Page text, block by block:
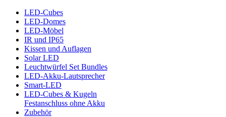
LED-Cubes
LED-Domes
LED-Möbel
IR und IP65
Kissen und Auflagen
Solar LED
Leuchtwürfel Set Bundles
LED-Akku-Lautsprecher
Smart-LED
LED-Cubes & Kugeln
Festanschluss ohne Akku
Zubehör